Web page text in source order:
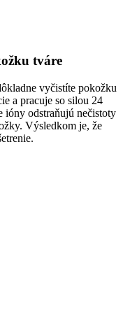
tváre
vyčistíte pokožku
a pracuje so silou 24
ióny odstraňujú nečistoty
Výsledkom je, že